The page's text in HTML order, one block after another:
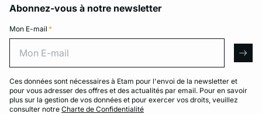
Abonnez-vous à notre newsletter
Mon E-mail *
Ces données sont nécessaires à Etam pour l'envoi de la newsletter et
pour vous adresser des offres et des actualités par email. Pour en savoir
plus sur la gestion de vos données et pour exercer vos droits, veuillez
consulter notre Charte de Confidentialité